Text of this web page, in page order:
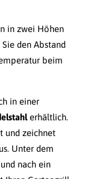
in zwei Höhen
den Abstand
beim
in einer
erhältlich.
und zeichnet
Unter dem
nach ein